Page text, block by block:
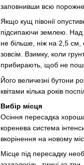
заповнивши всю
Якщо кущ півонії
підсипаючи землею. Над
не більше, ніж на 2,5 см,
зовсім. Взимку, коли
прибирають, щоб не
Його величезні бутони
квітами кілька років
Вибір місця
Осіння пересадка
коренева система
вкорінення на новому
Місце під пересадку